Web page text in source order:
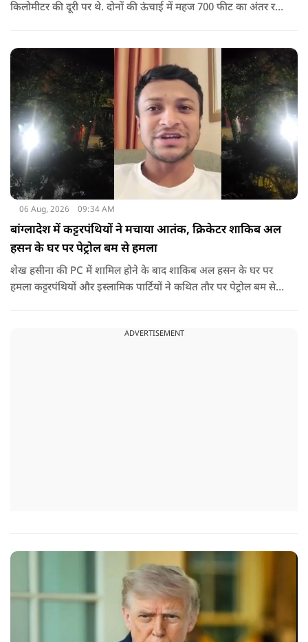
किलोमीटर की दूरी पर थे. दोनों की ऊंचाई में महज 700 फीट का अंतर रह
06 Aug, 2026 09:34 AM
बांग्लादेश में कट्टरपंथियों ने मचाया आतंक, क्रिकेटर शाकिब अल
हसन के घर पर पेट्रोल बम से हमला
शेख हसीना की PC में शामिल होने के बाद शाकिब अल हसन के घर पर
हमला कट्टरपंथियों और इस्लामिक पार्टियों ने कथित तौर पर पेट्रोल बम से
ADVERTISEMENT